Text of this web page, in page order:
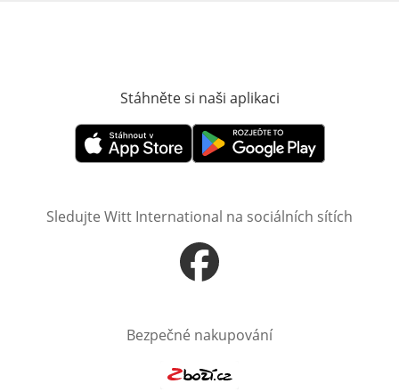
Stáhněte si naši aplikaci
Otevře v novém okněOtevře v novém okně
Sledujte Witt International na sociálních sítích
Otevře v novém okně
Bezpečné nakupování